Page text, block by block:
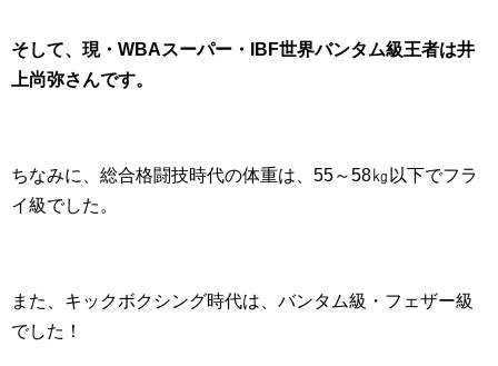
そして、現・WBAスーパー・IBF世界バンタム級王者は井
上尚弥さんです。
ちなみに、総合格闘技時代の体重は、55～58㎏以下でフラ
イ級でした。
また、キックボクシング時代は、バンタム級・フェザー級
でした！